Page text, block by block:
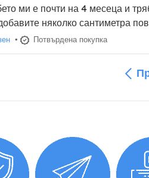
ми е почти на 4 месеца и
няколко сантиметра
• Потвърдена покупка